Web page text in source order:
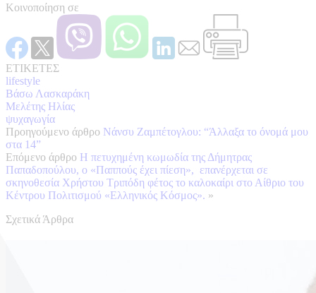
Κοινοποίηση σε
ΕΤΙΚΕΤΕΣ
lifestyle
Βάσω Λασκαράκη
Μελέτης Ηλίας
ψυχαγωγία
Προηγούμενο άρθρο Νάνσυ Ζαμπέτογλου: “Άλλαξα το όνομά μου
στα 14”
Επόμενο άρθρο Η πετυχημένη κωμωδία της Δήμητρας
Παπαδοπούλου, ο «Παππούς έχει πίεση», επανέρχεται σε
σκηνοθεσία Χρήστου Τριπόδη φέτος το καλοκαίρι στο Αίθριο του
Κέντρου Πολιτισμού «Ελληνικός Κόσμος». »
Σχετικά Άρθρα